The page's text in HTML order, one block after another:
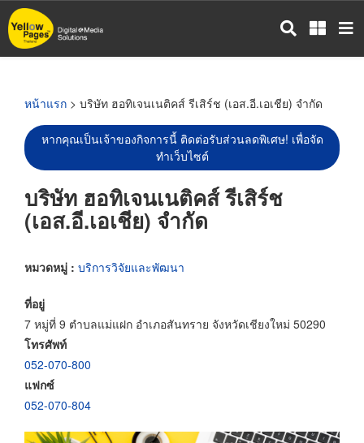
ข้าม
ไป
หน้าแรก > บริษัท ฮอทิเจนเนติคส์ รีเสิร์ช (เอส.อี.เอเชีย) จำกัด
หากคุณเป็นเจ้าของกิจการนี้ ติดต่อรับส่วนลดพิเศษ! เพื่อจัด
ทำเว็บไซต์
บริษัท ฮอทิเจนเนติคส์ รีเสิร์ช
(เอส.อี.เอเชีย) จำกัด
หมวดหมู่ : บริการวิจัยและพัฒนา
ที่อยู่
7 หมู่ที่ 9 ตำบลแม่แฝก อำเภอสันทราย จังหวัดเชียงใหม่ 50290
โทรศัพท์
052-070-800
แฟกซ์
052-070-804